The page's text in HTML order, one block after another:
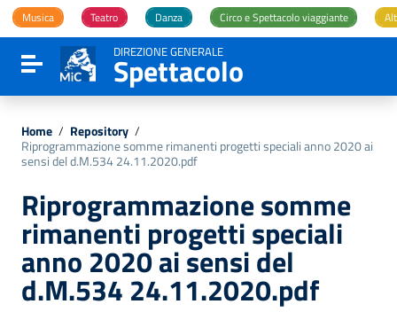
Vai ai contenuti
Vai al menu di navigazione
Vai al footer
Musica Teatro Danza Circo e Spettacolo viaggiante
Attiva / disattiva la navigazione
DIREZIONE GENERALE
Spettacolo
Home / Repository /
Riprogrammazione somme rimanenti progetti speciali anno 2020 ai
sensi del d.M.534 24.11.2020.pdf
Riprogrammazione somme
rimanenti progetti speciali
anno 2020 ai sensi del
d.M.534 24.11.2020.pdf